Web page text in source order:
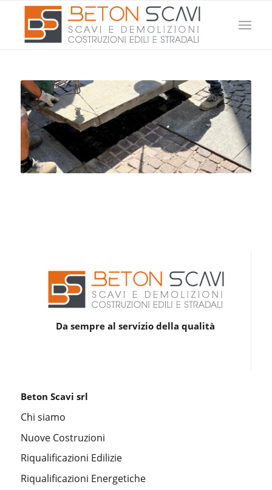
Da sempre al servizio della qualità
Beton Scavi srl
Chi siamo
Nuove Costruzioni
Riqualificazioni Edilizie
Riqualificazioni Energetiche